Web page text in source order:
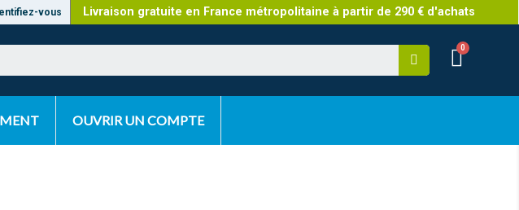
vous Livraison gratuite en France métropolitaine à partir de 290 € d'achats
OUVRIR UN COMPTE